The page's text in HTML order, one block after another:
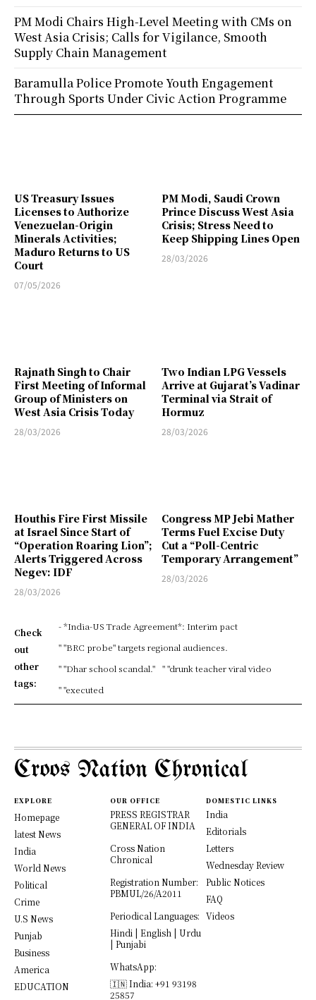
US Treasury Issues
Licenses to Authorize
Venezuelan-Origin
Minerals Activities;
Maduro Returns to US
Court
07/05/2026
PM Modi, Saudi Crown
Prince Discuss West Asia
Crisis; Stress Need to
Keep Shipping Lines Open
28/03/2026
Rajnath Singh to Chair
First Meeting of Informal
Group of Ministers on
West Asia Crisis Today
28/03/2026
Two Indian LPG Vessels
Arrive at Gujarat’s Vadinar
Terminal via Strait of
Hormuz
28/03/2026
Houthis Fire First Missile
at Israel Since Start of
“Operation Roaring Lion”;
Alerts Triggered Across
Negev: IDF
28/03/2026
Congress MP Jebi Mather
Terms Fuel Excise Duty
Cut a “Poll-Centric
Temporary Arrangement”
28/03/2026
Check
out
other
tags:
- *India-US Trade Agreement*: Interim pact
" "BRC probe" targets regional audiences.
" "Dhar school scandal." " "drunk teacher viral video
" "executed
PM Modi Chairs High-Level Meeting with CMs on
West Asia Crisis; Calls for Vigilance, Smooth
Supply Chain Management
Baramulla Police Promote Youth Engagement
Through Sports Under Civic Action Programme
Croos Nation Chronical
EXPLORE
Homepage
latest News
India
World News
Political
Crime
U.S News
Punjab
Business
America
EDUCATION
OUR OFFICE
PRESS REGISTRAR
GENERAL OF INDIA
Cross Nation
Chronical
Registration Number:
PBMUL/26/A2011
Periodical Languages:
Hindi | English | Urdu
| Punjabi
WhatsApp:
🇮🇳 India: +91 93198
25857
DOMESTIC LINKS
India
Editorials
Letters
Wednesday Review
Public Notices
FAQ
Videos